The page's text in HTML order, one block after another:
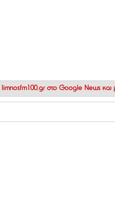
limnosfm100.gr στο Google News και